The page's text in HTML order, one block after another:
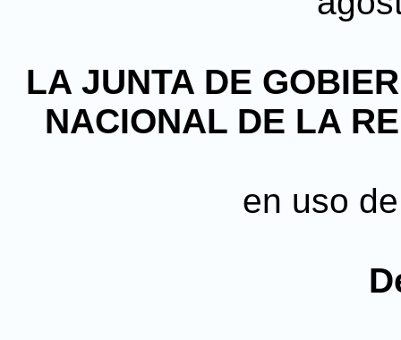
LA JUNTA DE
NACIONAL DE LA
en uso